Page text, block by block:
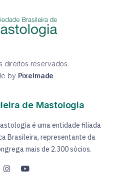
direitos reservados.
by Pixelmade
de Mastologia
é uma entidade filiada
Brasileira, representante da
mais de 2.300 sócios.